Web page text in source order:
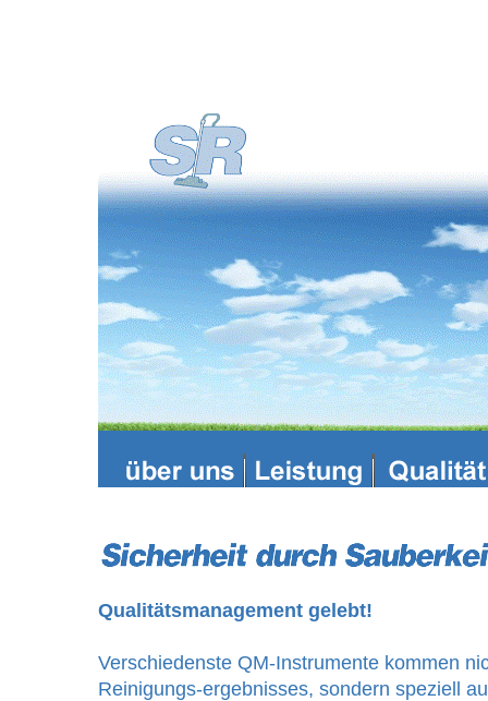
Qualitätsmanagement gelebt!
Verschiedenste QM-Instrumente kommen
Reinigungs-ergebnisses, sondern speziell